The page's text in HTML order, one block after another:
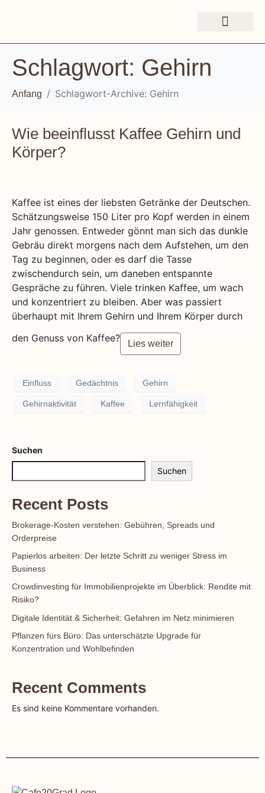
Schlagwort: Gehirn
Anfang Schlagwort-Archive: Gehirn
Wie beeinflusst Kaffee Gehirn und
Körper?
Kaffee ist eines der liebsten Getränke der Deutschen.
Schätzungsweise 150 Liter pro Kopf werden in einem
Jahr genossen. Entweder gönnt man sich das dunkle
Gebräu direkt morgens nach dem Aufstehen, um den
Tag zu beginnen, oder es darf die Tasse
zwischendurch sein, um daneben entspannte
Gespräche zu führen. Viele trinken Kaffee, um wach
und konzentriert zu bleiben. Aber was passiert
überhaupt mit Ihrem Gehirn und Ihrem Körper durch
den Genuss von Kaffee?
Lies weiter
Einfluss Gedächtnis Gehirn
Gehirnaktivität Kaffee Lernfähigkeit
Suchen
Suchen
Recent Posts
Brokerage-Kosten verstehen: Gebühren, Spreads und
Orderpreise
Papierlos arbeiten: Der letzte Schritt zu weniger Stress im
Business
Crowdinvesting für Immobilienprojekte im Überblick: Rendite mit
Risiko?
Digitale Identität & Sicherheit: Gefahren im Netz minimieren
Pflanzen fürs Büro: Das unterschätzte Upgrade für
Konzentration und Wohlbefinden
Recent Comments
Es sind keine Kommentare vorhanden.